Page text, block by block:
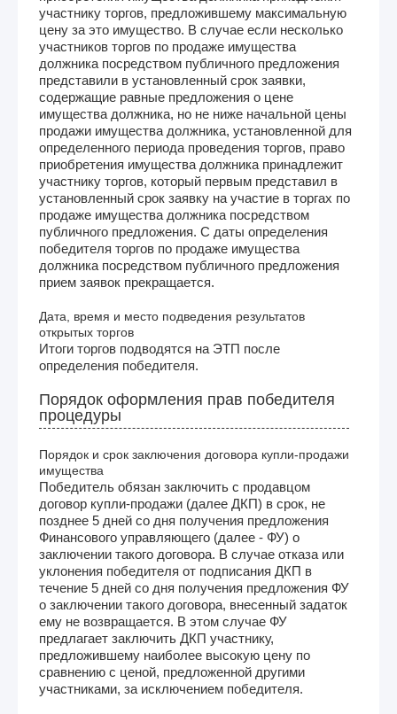
участнику торгов, предложившему максимальную
цену за это имущество. В случае если несколько
участников торгов по продаже имущества
должника посредством публичного предложения
представили в установленный срок заявки,
содержащие равные предложения о цене
имущества должника, но не ниже начальной цены
продажи имущества должника, установленной для
определенного периода проведения торгов, право
приобретения имущества должника принадлежит
участнику торгов, который первым представил в
установленный срок заявку на участие в торгах по
продаже имущества должника посредством
публичного предложения. С даты определения
победителя торгов по продаже имущества
должника посредством публичного предложения
прием заявок прекращается.
Дата, время и место подведения результатов
открытых торгов
Итоги торгов подводятся на ЭТП после
определения победителя.
Порядок оформления прав победителя
процедуры
Порядок и срок заключения договора купли-продажи
имущества
Победитель обязан заключить с продавцом
договор купли-продажи (далее ДКП) в срок, не
позднее 5 дней со дня получения предложения
Финансового управляющего (далее - ФУ) о
заключении такого договора. В случае отказа или
уклонения победителя от подписания ДКП в
течение 5 дней со дня получения предложения ФУ
о заключении такого договора, внесенный задаток
ему не возвращается. В этом случае ФУ
предлагает заключить ДКП участнику,
предложившему наиболее высокую цену по
сравнению с ценой, предложенной другими
участниками, за исключением победителя.